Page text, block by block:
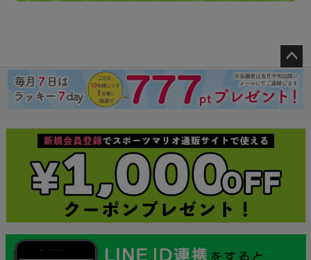
ペー
ジト
ップ